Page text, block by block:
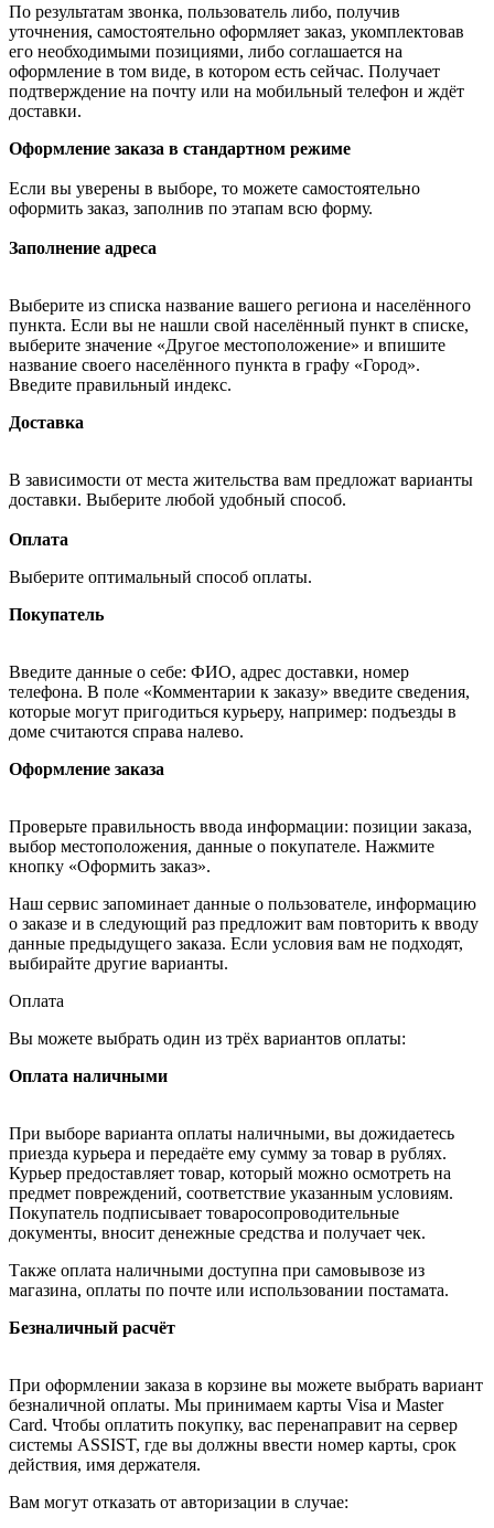
По результатам звонка, пользователь либо, получив
уточнения, самостоятельно оформляет заказ, укомплектовав
его необходимыми позициями, либо соглашается на
оформление в том виде, в котором есть сейчас. Получает
подтверждение на почту или на мобильный телефон и ждёт
доставки.
Оформление заказа в стандартном режиме
Если вы уверены в выборе, то можете самостоятельно
оформить заказ, заполнив по этапам всю форму.
Заполнение адреса
Выберите из списка название вашего региона и населённого
пункта. Если вы не нашли свой населённый пункт в списке,
выберите значение «Другое местоположение» и впишите
название своего населённого пункта в графу «Город».
Введите правильный индекс.
Доставка
В зависимости от места жительства вам предложат варианты
доставки. Выберите любой удобный способ.
Оплата
Выберите оптимальный способ оплаты.
Покупатель
Введите данные о себе: ФИО, адрес доставки, номер
телефона. В поле «Комментарии к заказу» введите сведения,
которые могут пригодиться курьеру, например: подъезды в
доме считаются справа налево.
Оформление заказа
Проверьте правильность ввода информации: позиции заказа,
выбор местоположения, данные о покупателе. Нажмите
кнопку «Оформить заказ».
Наш сервис запоминает данные о пользователе, информацию
о заказе и в следующий раз предложит вам повторить к вводу
данные предыдущего заказа. Если условия вам не подходят,
выбирайте другие варианты.
Оплата
Вы можете выбрать один из трёх вариантов оплаты:
Оплата наличными
При выборе варианта оплаты наличными, вы дожидаетесь
приезда курьера и передаёте ему сумму за товар в рублях.
Курьер предоставляет товар, который можно осмотреть на
предмет повреждений, соответствие указанным условиям.
Покупатель подписывает товаросопроводительные
документы, вносит денежные средства и получает чек.
Также оплата наличными доступна при самовывозе из
магазина, оплаты по почте или использовании постамата.
Безналичный расчёт
При оформлении заказа в корзине вы можете выбрать вариант
безналичной оплаты. Мы принимаем карты Visa и Master
Card. Чтобы оплатить покупку, вас перенаправит на сервер
системы ASSIST, где вы должны ввести номер карты, срок
действия, имя держателя.
Вам могут отказать от авторизации в случае: